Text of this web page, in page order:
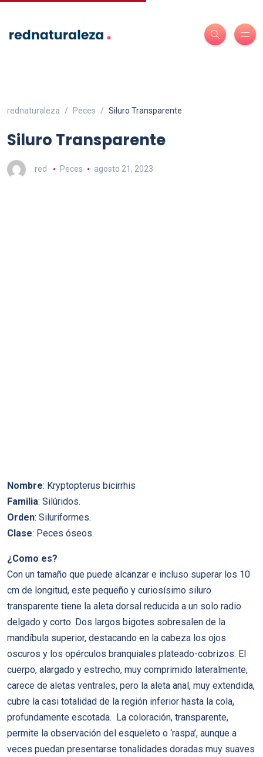
rednaturaleza Peces Siluro Transparente
Siluro Transparente
red Peces agosto 21, 2023
Nombre: Kryptopterus bicirrhis
Familia: Silúridos.
Orden: Siluriformes.
Clase: Peces óseos.
¿Como es?
Con un tamaño que puede alcanzar e incluso superar los 10
cm de longitud, este pequeño y curiosísimo siluro
transparente tiene la aleta dorsal reducida a un solo radio
delgado y corto. Dos largos bigotes sobresalen de la
mandíbula superior, destacando en la cabeza los ojos
oscuros y los opérculos branquiales plateado-cobrizos. El
cuerpo, alargado y estrecho, muy comprimido lateralmente,
carece de aletas ventrales, pero la aleta anal, muy extendida,
cubre la casi totalidad de la región inferior hasta la cola,
profundamente escotada. La coloración, transparente,
permite la observación del esqueleto o ‘raspa’, aunque a
veces puedan presentarse tonalidades doradas muy suaves